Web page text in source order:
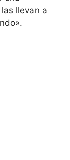
llevan a